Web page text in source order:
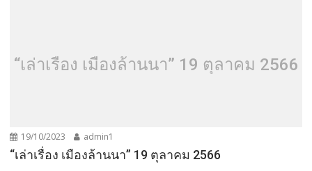
“เล่าเรื่อง เมืองล้านนา” 19 ตุลาคม 2566
19/10/2023 admin1
“เล่าเรื่อง เมืองล้านนา” 19 ตุลาคม 2566